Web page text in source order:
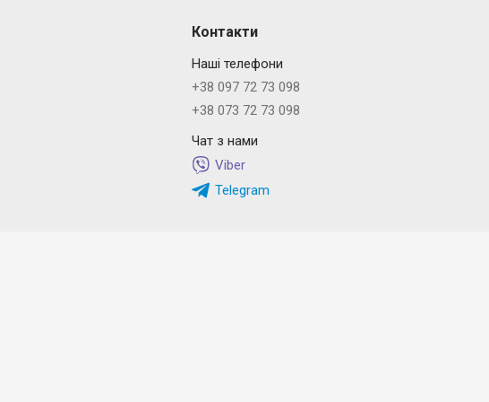
Контакти
Наші телефони
+38 097 72 73 098
+38 073 72 73 098
Чат з нами
Viber
Telegram